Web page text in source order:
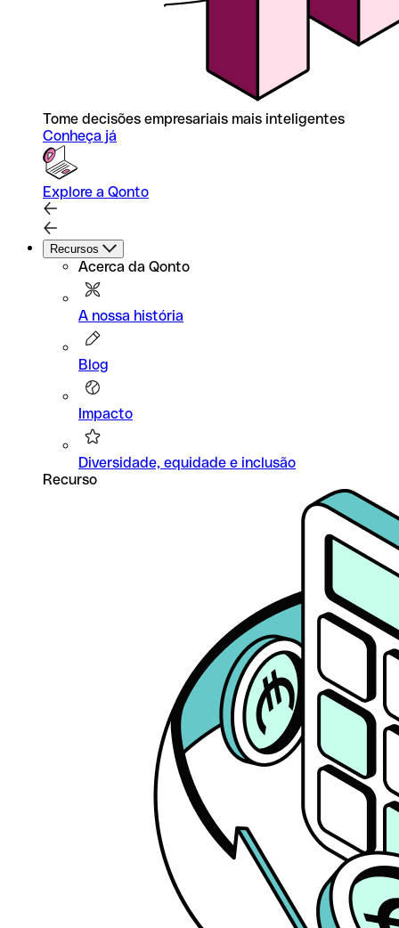
Tome decisões empresariais mais inteligentes
Conheça já
Explore a Qonto
Recursos
Acerca da Qonto
A nossa história
Blog
Impacto
Diversidade, equidade e inclusão
Recurso